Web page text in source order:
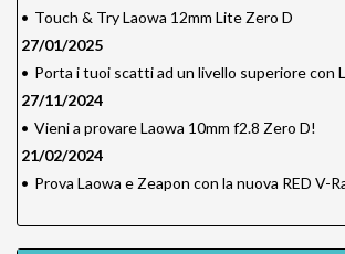
• Touch & Try Laowa 12mm Lite Zero D
27/01/2025
• Porta i tuoi scatti ad un livello superiore con
27/11/2024
• Vieni a provare Laowa 10mm f2.8 Zero D!
21/02/2024
• Prova Laowa e Zeapon con la nuova RED V-